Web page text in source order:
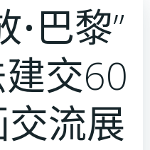
•巴黎”
交60
流展